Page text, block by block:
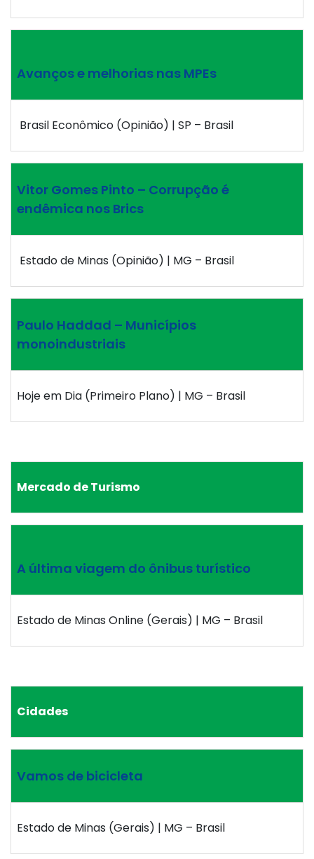
Avanços e melhorias nas MPEs
Brasil Econômico (Opinião) | SP – Brasil
Vitor Gomes Pinto – Corrupção é
endêmica nos Brics
Estado de Minas (Opinião) | MG – Brasil
Paulo Haddad – Municípios
monoindustriais
Hoje em Dia (Primeiro Plano) | MG – Brasil
Mercado de Turismo
A última viagem do ônibus turístico
Estado de Minas Online (Gerais) | MG – Brasil
Cidades
Vamos de bicicleta
Estado de Minas (Gerais) | MG – Brasil